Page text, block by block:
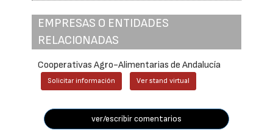
EMPRESAS O ENTIDADES
RELACIONADAS
Cooperativas Agro-Alimentarias de Andalucía
Solicitar información Ver stand virtual
ver/escribir comentarios